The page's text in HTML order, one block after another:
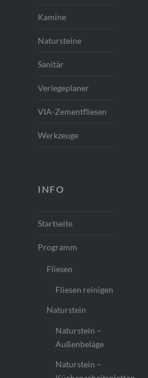
Kamine
Natursteine
Sanitär
Verlegeplaner
VIA-Zementfliesen
Werkzeuge
INFO
Startseite
Programm
Fliesen
Fliesen reinigen
Naturstein
Naturstein –
Außenbeläge
Naturstein –